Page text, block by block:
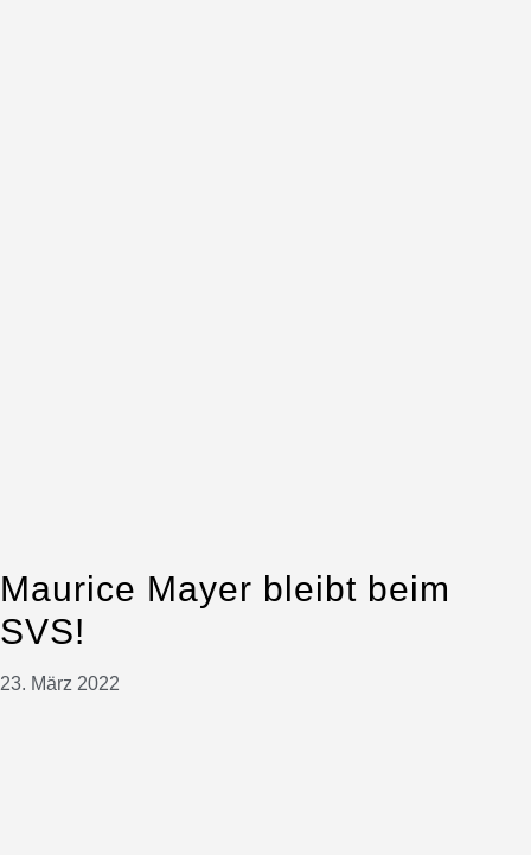
Maurice Mayer bleibt beim
SVS!
23. März 2022